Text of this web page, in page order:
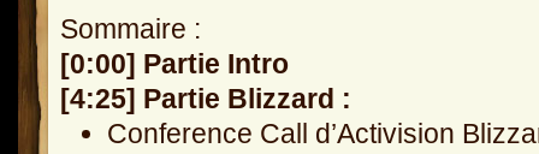
Sommaire :
[0:00] Partie Intro
[4:25] Partie Blizzard :
Conference Call d’Activision